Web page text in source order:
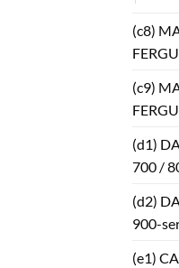
(c8)
(c9)
(d1)
700 /
(d2)
900-
(e1)